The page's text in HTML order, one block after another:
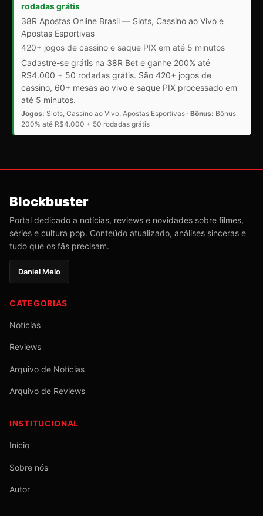
rodadas grátis
38R Apostas Online Brasil — Slots, Cassino ao Vivo e
Apostas Esportivas
420+ jogos de cassino e saque PIX em até 5 minutos
Cadastre-se grátis na 38R Bet e ganhe 200% até
R$4.000 + 50 rodadas grátis. São 420+ jogos de
cassino, 60+ mesas ao vivo e saque PIX processado em
até 5 minutos.
Jogos: Slots, Cassino ao Vivo, Apostas Esportivas · Bônus: Bônus
200% até R$4.000 + 50 rodadas grátis
Blockbuster
Portal dedicado a notícias, reviews e novidades sobre filmes,
séries e cultura pop. Conteúdo atualizado, análises sinceras e
tudo que os fãs precisam.
Daniel Melo
CATEGORIAS
Notícias
Reviews
Arquivo de Notícias
Arquivo de Reviews
INSTITUCIONAL
Início
Sobre nós
Autor